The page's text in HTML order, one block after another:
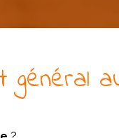
général